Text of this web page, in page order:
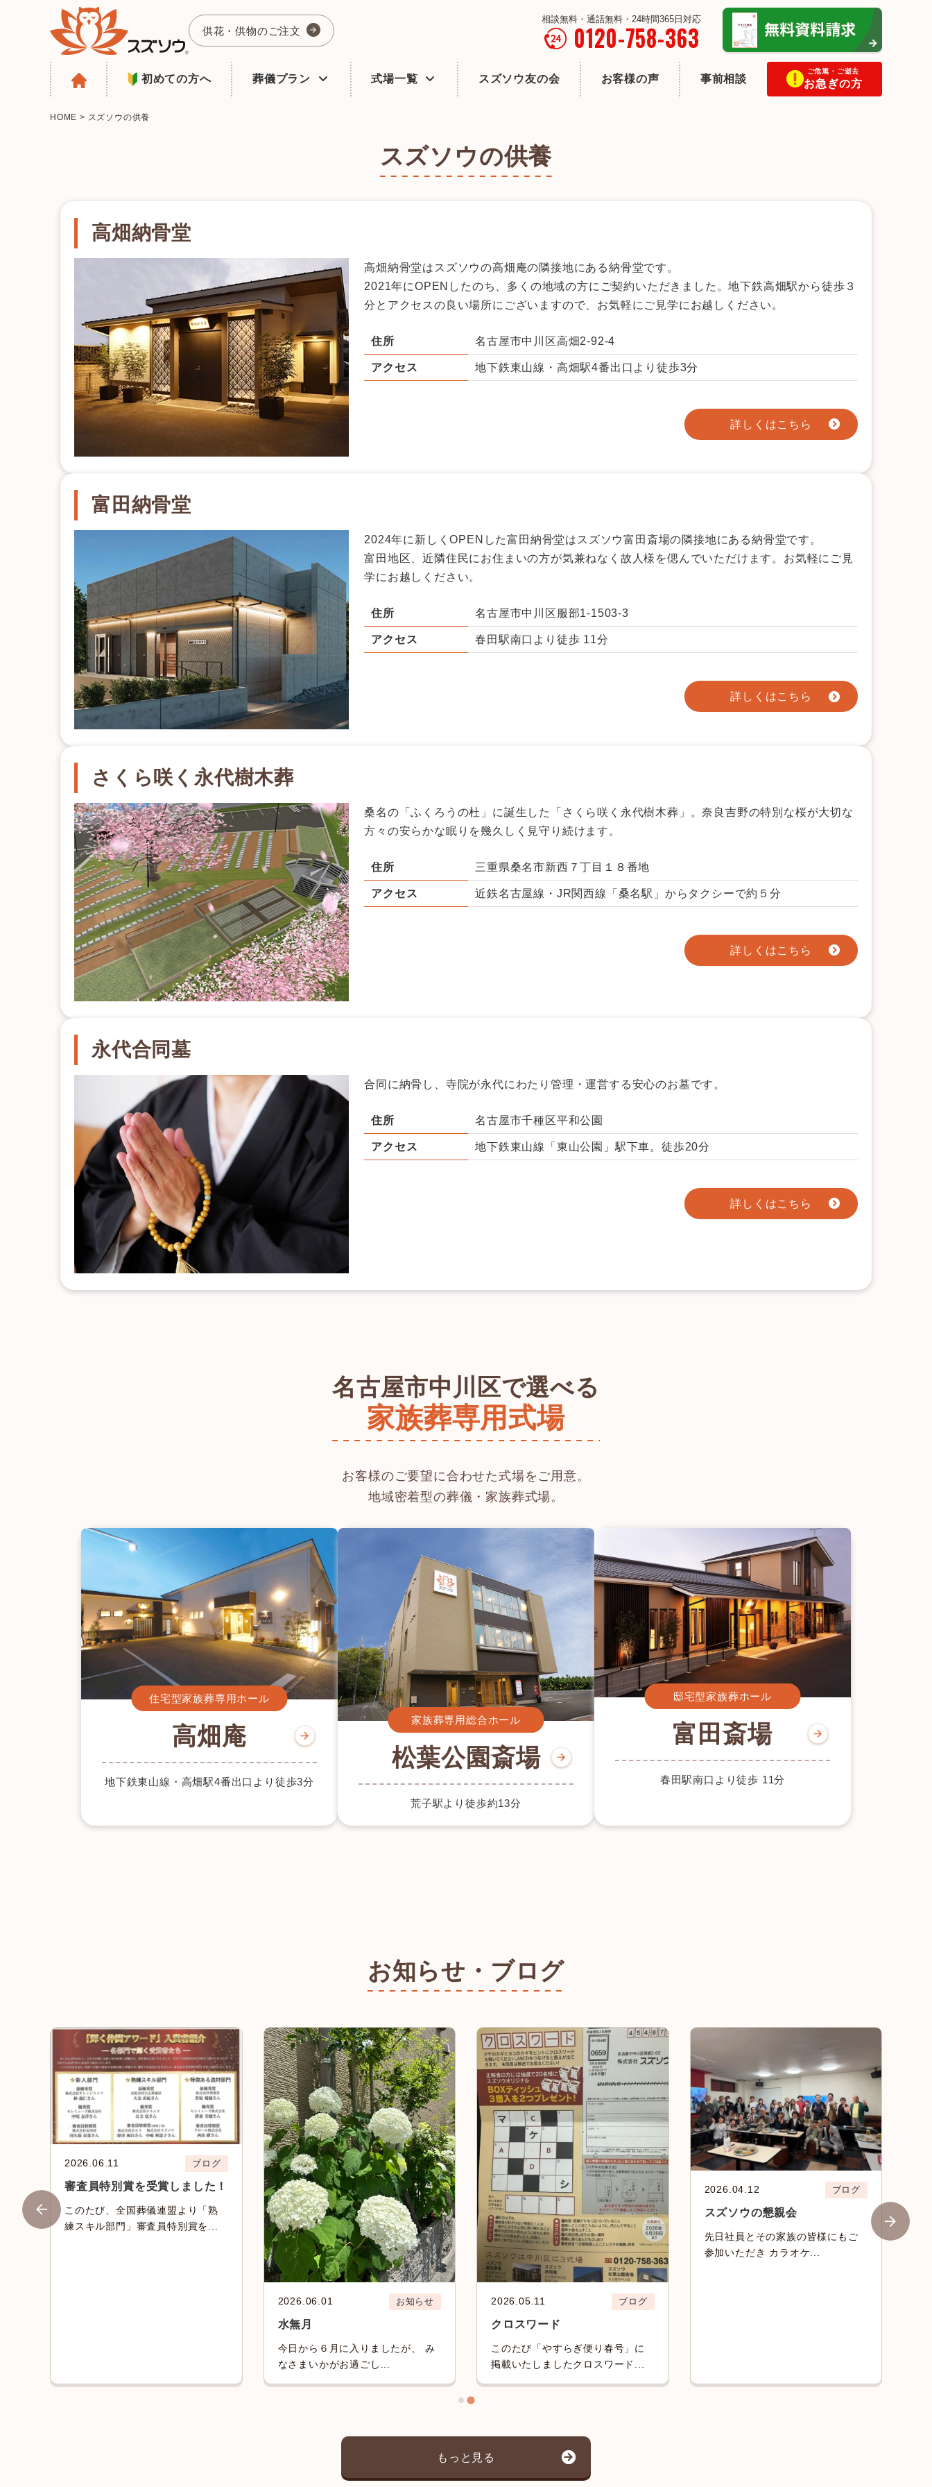
供花・供物のご注文
相談無料・通話無料・24時間365日対応
0120-758-363
初めての方へ 葬儀プラン 式場一覧 スズソウ友の会 お客様の声 事前相談
ご危篤・ご逝去
お急ぎの方
HOME > スズソウの供養
スズソウの供養
高畑納骨堂
高畑納骨堂はスズソウの高畑庵の隣接地にある納骨堂です。
2021年にOPENしたのち、多くの地域の方にご契約いただきました。地下鉄高畑駅から徒歩３
分とアクセスの良い場所にございますので、お気軽にご見学にお越しください。
住所 名古屋市中川区高畑2-92-4
アクセス 地下鉄東山線・高畑駅4番出口より徒歩3分
詳しくはこちら
富田納骨堂
2024年に新しくOPENした富田納骨堂はスズソウ富田斎場の隣接地にある納骨堂です。
富田地区、近隣住民にお住まいの方が気兼ねなく故人様を偲んでいただけます。お気軽にご見
学にお越しください。
住所 名古屋市中川区服部1-1503-3
アクセス 春田駅南口より徒歩 11分
詳しくはこちら
さくら咲く永代樹木葬
桑名の「ふくろうの杜」に誕生した「さくら咲く永代樹木葬」。奈良吉野の特別な桜が大切な
方々の安らかな眠りを幾久しく見守り続けます。
住所 三重県桑名市新西７丁目１８番地
アクセス 近鉄名古屋線・JR関西線「桑名駅」からタクシーで約５分
詳しくはこちら
永代合同墓
合同に納骨し、寺院が永代にわたり管理・運営する安心のお墓です。
住所 名古屋市千種区平和公園
アクセス 地下鉄東山線「東山公園」駅下車。徒歩20分
詳しくはこちら
名古屋市中川区で選べる
家族葬専用式場
お客様のご要望に合わせた式場をご用意。
地域密着型の葬儀・家族葬式場。
住宅型家族葬専用ホール
高畑庵
地下鉄東山線・高畑駅4番出口より徒歩3分
家族葬専用総合ホール
松葉公園斎場
荒子駅より徒歩約13分
邸宅型家族葬ホール
富田斎場
春田駅南口より徒歩 11分
お知らせ・ブログ
2026.06.11 ブログ
審査員特別賞を受賞しました！
このたび、全国葬儀連盟より「熟
練スキル部門」審査員特別賞を...
2026.06.01 お知らせ
水無月
今日から６月に入りましたが、 み
なさまいかがお過ごし...
2026.05.11 ブログ
クロスワード
このたび「やすらぎ便り春号」に
掲載いたしましたクロスワード...
2026.04.12 ブログ
スズソウの懇親会
先日社員とその家族の皆様にもご
参加いただき カラオケ...
もっと見る